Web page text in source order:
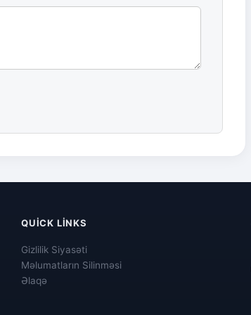
QUICK LINKS
Gizlilik Siyasəti
Məlumatların Silinməsi
Əlaqə